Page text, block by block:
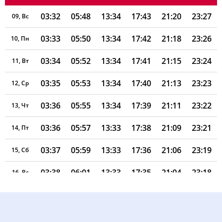
09, Вс 03:32 05:48 13:34 17:43 21:20 23:27
10, Пн 03:33 05:50 13:34 17:42 21:18 23:26
11, Вт 03:34 05:52 13:34 17:41 21:15 23:24
12, Ср 03:35 05:53 13:34 17:40 21:13 23:23
13, Чт 03:36 05:55 13:34 17:39 21:11 23:22
14, Пт 03:36 05:57 13:33 17:38 21:09 23:21
15, Сб 03:37 05:59 13:33 17:36 21:06 23:19
16, Вс 03:38 06:01 13:33 17:35 21:04 23:18
17, Пн 03:39 06:03 13:33 17:34 21:01 23:15